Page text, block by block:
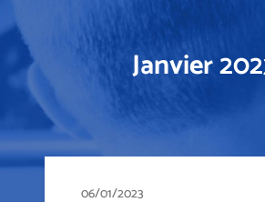
Janvier
06/01/2023